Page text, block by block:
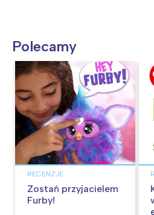
Polecamy
RECENZJE
Zostań przyjacielem
Furby!